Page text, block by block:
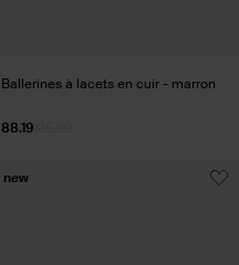
Ballerines à lacets en cuir - marron
88.19
new